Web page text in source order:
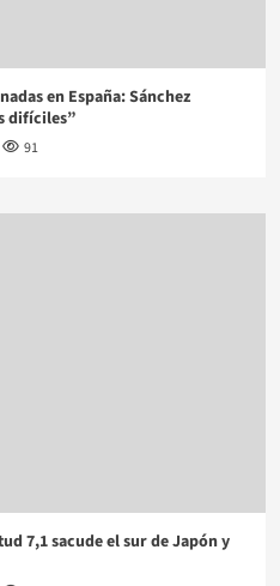
en España: Sánchez
difíciles”
91
7,1 sacude el sur de Japón y